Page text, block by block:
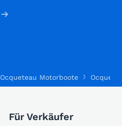
Ocqueteau Motorboote
Für Verkäufer